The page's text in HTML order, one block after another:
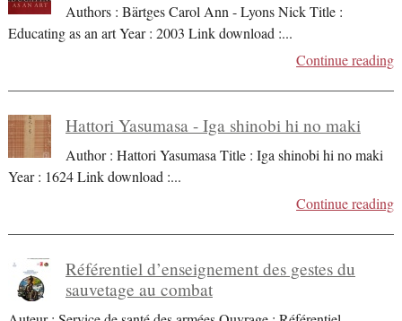
Authors : Bärtges Carol Ann - Lyons Nick Title :
Educating as an art Year : 2003 Link download :...
Continue reading
Hattori Yasumasa - Iga shinobi hi no maki
Author : Hattori Yasumasa Title : Iga shinobi hi no maki
Year : 1624 Link download :...
Continue reading
Référentiel d’enseignement des gestes du
sauvetage au combat